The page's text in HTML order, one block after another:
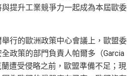
提升工業競爭力一起成為本屆歐委
行的歐洲政策中心會議上，歐盟委
政策的部門負責人帕爾多（Garcia
遭受侵略之前，歐盟準備不足；現